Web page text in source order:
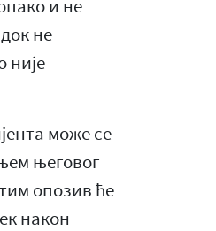
и не
не
није
може се
његовог
опозив ће
након